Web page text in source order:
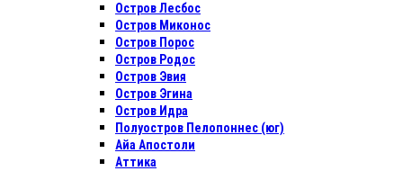
Остров Лесбос
Остров Миконос
Остров Порос
Остров Родос
Остров Эвия
Остров Эгина
Остров Идра
Полуостров Пелопоннес (юг)
Айа Апостоли
Аттика